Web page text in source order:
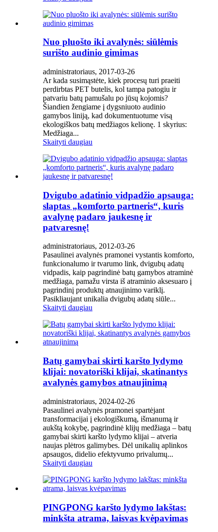
Nuo pluošto iki avalynės: siūlėmis
surišto audinio gimimas
administratoriaus, 2017-03-26
Ar kada susimąstėte, kiek procesų turi praeiti
perdirbtas PET butelis, kol tampa patogiu ir
patvariu batų pamušalu po jūsų kojomis?
Šiandien žengiame į dygsniuoto audinio
gamybos liniją, kad dokumentuotume visą
ekologiškos batų medžiagos kelionę. 1 skyrius:
Medžiaga...
Skaityti daugiau
Dvigubo adatinio vidpadžio apsauga:
slaptas „komforto partneris“, kuris
avalynę padaro jaukesnę ir
patvaresnę!
administratoriaus, 2012-03-26
Pasaulinei avalynės pramonei vystantis komforto,
funkcionalumo ir tvarumo link, dvigubų adatų
vidpadis, kaip pagrindinė batų gamybos atraminė
medžiaga, pamažu virsta iš atraminio aksesuaro į
pagrindinį produktų atnaujinimo variklį.
Pasikliaujant unikalia dvigubų adatų siūle...
Skaityti daugiau
Batų gamybai skirti karšto lydymo
klijai: novatoriški klijai, skatinantys
avalynės gamybos atnaujinimą
administratoriaus, 2024-02-26
Pasaulinei avalynės pramonei spartėjant
transformacijai į ekologiškumą, išmanumą ir
aukštą kokybę, pagrindinė klijų medžiaga – batų
gamybai skirti karšto lydymo klijai – atveria
naujas plėtros galimybes. Dėl unikalių aplinkos
apsaugos, didelio efektyvumo privalumų...
Skaityti daugiau
PINGPONG karšto lydymo lakštas:
minkšta atrama, laisvas kvėpavimas